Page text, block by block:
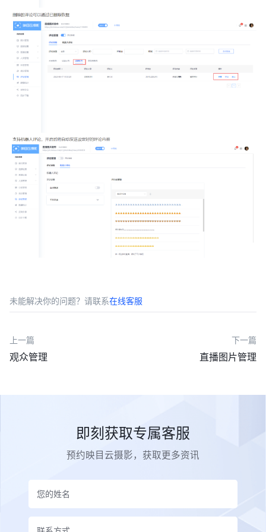
未能解决你的问题？请联系在线客服
上一篇
观众管理
下一篇
直播图片管理
即刻获取专属客服
预约映目云摄影，获取更多资讯